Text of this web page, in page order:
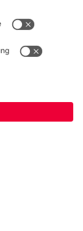
München